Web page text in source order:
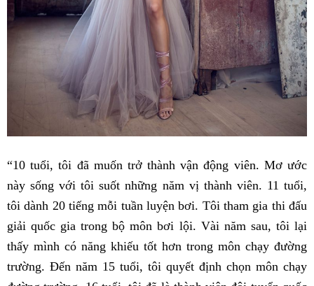
“10 tuổi, tôi đã muốn trở thành vận động viên. Mơ ước
này sống với tôi suốt những năm vị thành viên. 11 tuổi,
tôi dành 20 tiếng mỗi tuần luyện bơi. Tôi tham gia thi đấu
giải quốc gia trong bộ môn bơi lội. Vài năm sau, tôi lại
thấy mình có năng khiếu tốt hơn trong môn chạy đường
trường. Đến năm 15 tuổi, tôi quyết định chọn môn chạy